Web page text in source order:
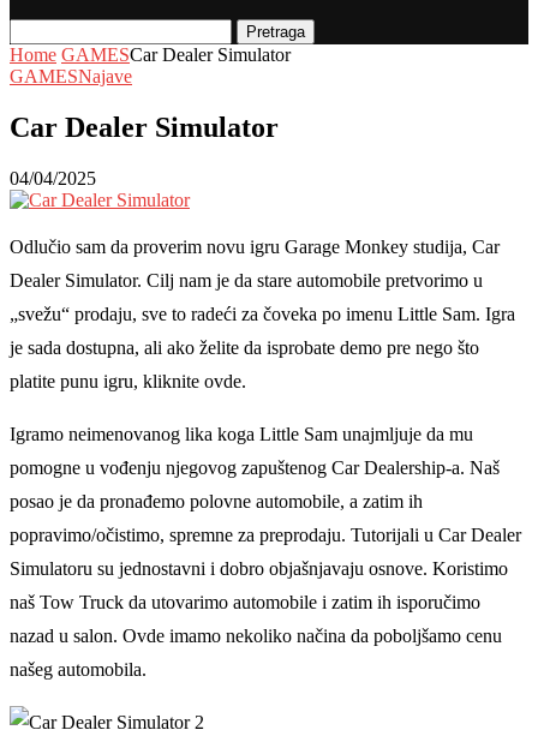
Pretraga
Home GAMESCar Dealer Simulator
GAMESNajave
Car Dealer Simulator
04/04/2025
Odlučio sam da proverim novu igru Garage Monkey studija, Car
Dealer Simulator. Cilj nam je da stare automobile pretvorimo u
„svežu“ prodaju, sve to radeći za čoveka po imenu Little Sam. Igra
je sada dostupna, ali ako želite da isprobate demo pre nego što
platite punu igru, kliknite ovde.
Igramo neimenovanog lika koga Little Sam unajmljuje da mu
pomogne u vođenju njegovog zapuštenog Car Dealership-a. Naš
posao je da pronađemo polovne automobile, a zatim ih
popravimo/očistimo, spremne za preprodaju. Tutorijali u Car Dealer
Simulatoru su jednostavni i dobro objašnjavaju osnove. Koristimo
naš Tow Truck da utovarimo automobile i zatim ih isporučimo
nazad u salon. Ovde imamo nekoliko načina da poboljšamo cenu
našeg automobila.